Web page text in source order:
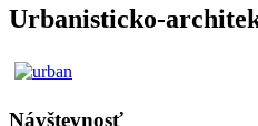
Urbanisticko-
Návštevnosť